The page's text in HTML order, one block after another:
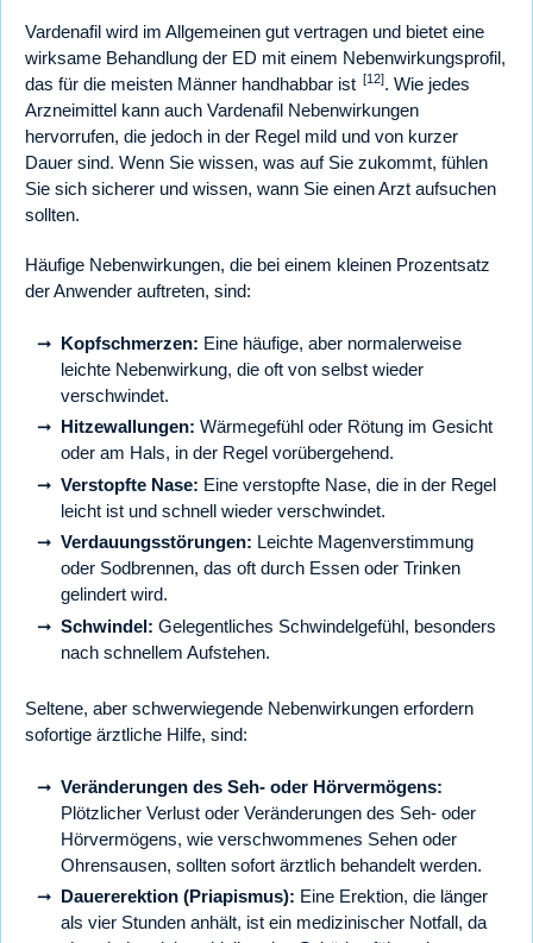
Vardenafil wird im Allgemeinen gut vertragen und bietet eine
wirksame Behandlung der ED mit einem Nebenwirkungsprofil,
das für die meisten Männer handhabbar ist [12]. Wie jedes
Arzneimittel kann auch Vardenafil Nebenwirkungen
hervorrufen, die jedoch in der Regel mild und von kurzer
Dauer sind. Wenn Sie wissen, was auf Sie zukommt, fühlen
Sie sich sicherer und wissen, wann Sie einen Arzt aufsuchen
sollten.
Häufige Nebenwirkungen, die bei einem kleinen Prozentsatz
der Anwender auftreten, sind:
Kopfschmerzen: Eine häufige, aber normalerweise
leichte Nebenwirkung, die oft von selbst wieder
verschwindet.
Hitzewallungen: Wärmegefühl oder Rötung im Gesicht
oder am Hals, in der Regel vorübergehend.
Verstopfte Nase: Eine verstopfte Nase, die in der Regel
leicht ist und schnell wieder verschwindet.
Verdauungsstörungen: Leichte Magenverstimmung
oder Sodbrennen, das oft durch Essen oder Trinken
gelindert wird.
Schwindel: Gelegentliches Schwindelgefühl, besonders
nach schnellem Aufstehen.
Seltene, aber schwerwiegende Nebenwirkungen erfordern
sofortige ärztliche Hilfe, sind:
Veränderungen des Seh- oder Hörvermögens:
Plötzlicher Verlust oder Veränderungen des Seh- oder
Hörvermögens, wie verschwommenes Sehen oder
Ohrensausen, sollten sofort ärztlich behandelt werden.
Dauererektion (Priapismus): Eine Erektion, die länger
als vier Stunden anhält, ist ein medizinischer Notfall, da